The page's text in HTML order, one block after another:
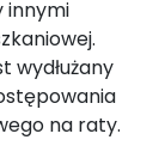
innymi
wydłużany
na raty.